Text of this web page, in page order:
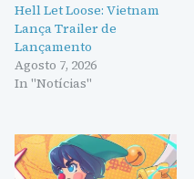
Hell Let Loose: Vietnam
Lança Trailer de
Lançamento
Agosto 7, 2026
In "Notícias"